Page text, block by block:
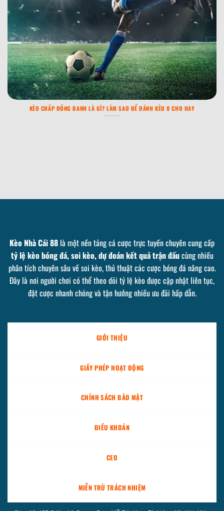
KÈO CHẤP ĐỒNG BANH LÀ GÌ? LÀM SAO ĐỂ ĐÁNH KÈO 0 CHO HAY
Kèo Nhà Cái 88 là một nền tảng cá cược trực tuyến chuyên cung cấp
tỷ lệ kèo bóng đá, soi kèo, dự đoán kết quả trận đấucùng nhiều
phân tích chuyên sâu về soi kèo, thủ thuật các cược bóng đá nâng cao.
Đây là nơi người chơi có thể theo dõi tỷ lệ kèo được cập nhật liên tục,
đặt cược nhanh chóng và tận hưởng nhiều ưu đãi hấp dẫn.
GIỚI THIỆU
GIẤY PHÉP HOẠT ĐỘNG
CHÍNH SÁCH BẢO MẬT
ĐIỀU KHOẢN
CEO
MIỄN TRỪ TRÁCH NHIỆM